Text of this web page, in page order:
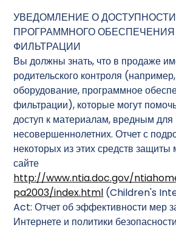
УВЕДОМЛЕНИЕ О ДОСТУПНОСТИ
ПРОГРАММНОГО
ФИЛЬТРАЦИИ
Вы должны знать, что в продаже
родительского контроля
оборудование, программное
фильтрации), которые могут
доступ к материалам, вредным для
несовершеннолетних. Отчет с
некоторых из этих средств
сайте
http://www.ntia.doc.gov/
pa2003/index.html (Children's
Act: Отчет об эффективности мер
Интернете и политики